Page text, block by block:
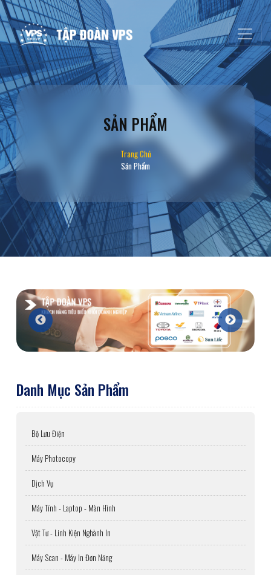
SẢN PHẨM
Trang Chủ
Sản Phẩm
Danh Mục Sản Phẩm
Bộ Lưu Điện
Máy Photocopy
Dịch Vụ
Máy Tính - Laptop - Màn Hình
Vật Tư - Linh Kiện Nghành In
Máy Scan - Máy In Đơn Năng